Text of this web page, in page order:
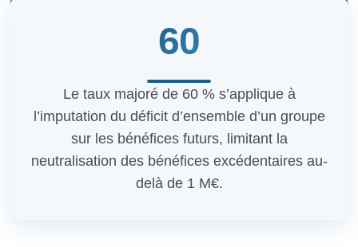
60
Le taux majoré de 60 % s’applique à
l’imputation du déficit d’ensemble d’un groupe
sur les bénéfices futurs, limitant la
neutralisation des bénéfices excédentaires au-
delà de 1 M€.